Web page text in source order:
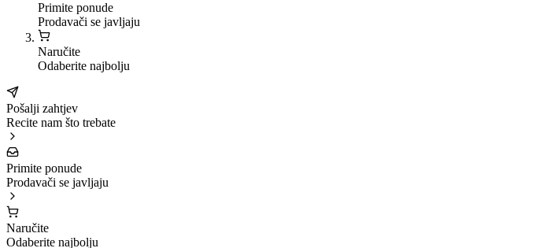
Primite ponude
Prodavači se javljaju
Naručite
Odaberite najbolju
Pošalji zahtjev
Recite nam što trebate
Primite ponude
Prodavači se javljaju
Naručite
Odaberite najbolju